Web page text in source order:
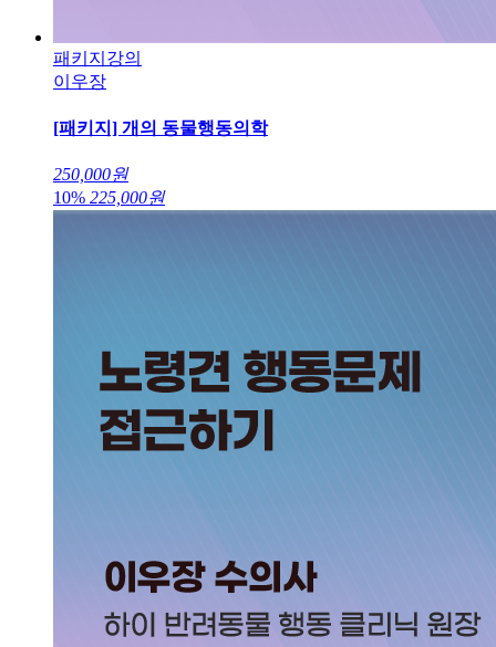
패키지강의
이우장
[패키지] 개의 동물행동의학
250,000원
10% 225,000원